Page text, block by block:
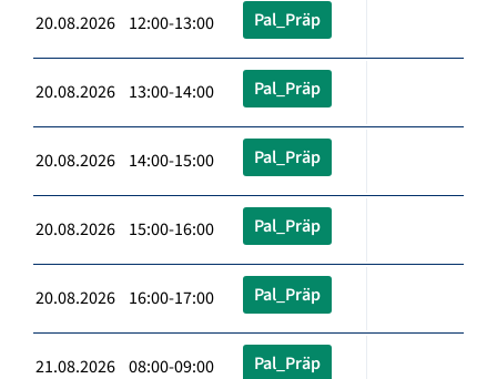
20.08.2026 12:00-13:00 Pal_Präp
20.08.2026 13:00-14:00 Pal_Präp
20.08.2026 14:00-15:00 Pal_Präp
20.08.2026 15:00-16:00 Pal_Präp
20.08.2026 16:00-17:00 Pal_Präp
21.08.2026 08:00-09:00 Pal_Präp